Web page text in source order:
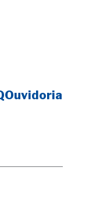
Ouvidoria